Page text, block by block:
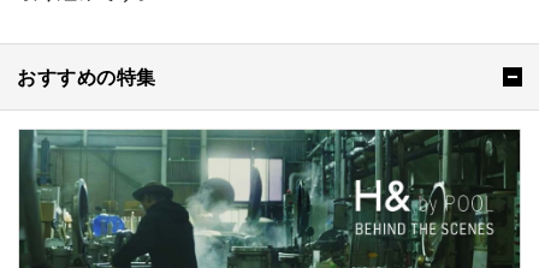
おすすめの特集